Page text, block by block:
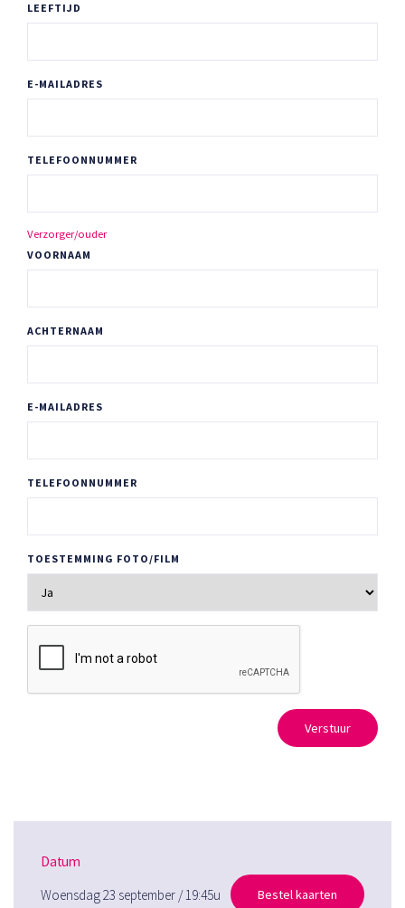
LEEFTIJD
E-MAILADRES
TELEFOONNUMMER
Verzorger/ouder
VOORNAAM
ACHTERNAAM
E-MAILADRES
TELEFOONNUMMER
TOESTEMMING FOTO/FILM
Verstuur
Datum
Woensdag 23 september / 19:45u
Bestel kaarten